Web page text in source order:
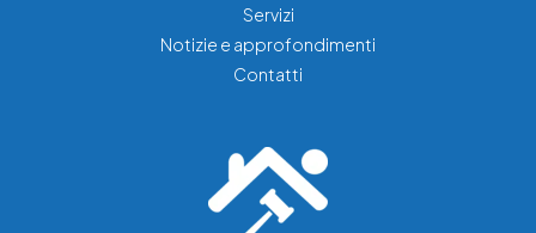
Servizi
Notizie e approfondimenti
Contatti